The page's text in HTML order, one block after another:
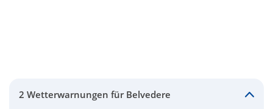
2 Wetterwarnungen für Belvedere